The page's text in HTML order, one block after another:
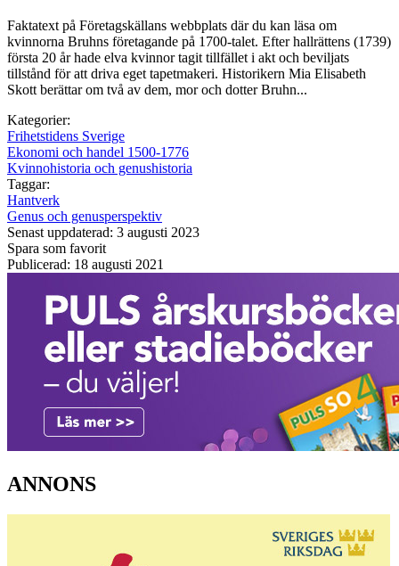
Faktatext på Företagskällans webbplats där du kan läsa om
kvinnorna Bruhns företagande på 1700-talet. Efter hallrättens (1739)
första 20 år hade elva kvinnor tagit tillfället i akt och beviljats
tillstånd för att driva eget tapetmakeri. Historikern Mia Elisabeth
Skott berättar om två av dem, mor och dotter Bruhn...
Kategorier:
Frihetstidens Sverige
Ekonomi och handel 1500-1776
Kvinnohistoria och genushistoria
Taggar:
Hantverk
Genus och genusperspektiv
Senast uppdaterad: 3 augusti 2023
Spara som favorit
Publicerad: 18 augusti 2021
ANNONS